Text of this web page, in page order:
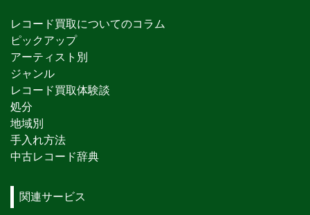
レコード買取についてのコラム
ピックアップ
アーティスト別
ジャンル
レコード買取体験談
処分
地域別
手入れ方法
中古レコード辞典
関連サービス